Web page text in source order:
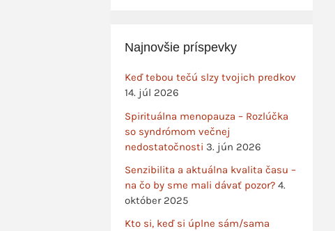
Najnovšie príspevky
Keď tebou tečú slzy tvojich predkov
14. júl 2026
Spirituálna menopauza – Rozlúčka
so syndrómom večnej
nedostatočnosti 3. jún 2026
Senzibilita a aktuálna kvalita času –
na čo by sme mali dávať pozor? 4.
október 2025
Kto si, keď si úplne sám/sama